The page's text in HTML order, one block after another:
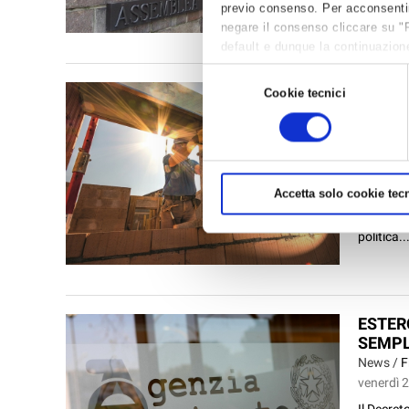
previo consenso. Per
negare il consenso cliccare su
default e dunque la
per avere maggiori
del
consenso
Cookie tecnici
Accetta solo cookie
lunedì
un aiuto
politica...
News /
venerdì